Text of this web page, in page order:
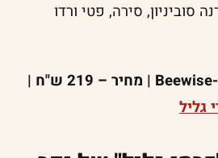
סוביניון, סירה, פטי ורדו
מארז יקב הרי גליל ו-Beewise | מחיר – 219 ש"ח |
גליל